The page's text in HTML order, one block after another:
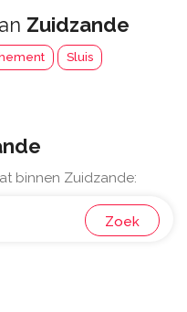
Zuidzande
Sluis
binnen Zuidzande:
Zoek